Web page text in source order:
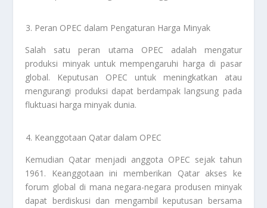
Peran OPEC dalam Pengaturan Harga Minyak
Salah satu peran utama OPEC adalah mengatur
produksi minyak untuk mempengaruhi harga di pasar
global. Keputusan OPEC untuk meningkatkan atau
mengurangi produksi dapat berdampak langsung pada
fluktuasi harga minyak dunia.
Keanggotaan Qatar dalam OPEC
Kemudian Qatar menjadi anggota OPEC sejak tahun
1961. Keanggotaan ini memberikan Qatar akses ke
forum global di mana negara-negara produsen minyak
dapat berdiskusi dan mengambil keputusan bersama